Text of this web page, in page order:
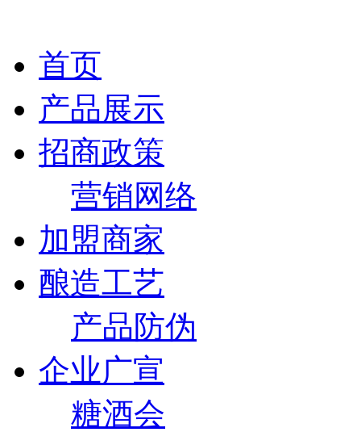
首页
产品展示
招商政策
营销网络
加盟商家
酿造工艺
产品防伪
企业广宣
糖酒会